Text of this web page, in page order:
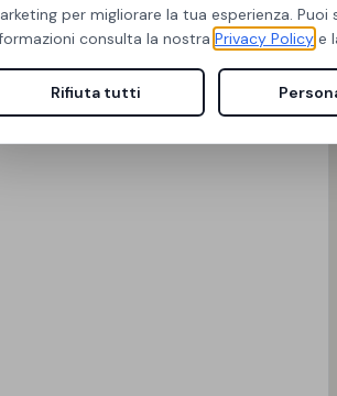
per migliorare la tua esperienza.
consulta la nostra Privacy Policy e
Rifiuta tutti